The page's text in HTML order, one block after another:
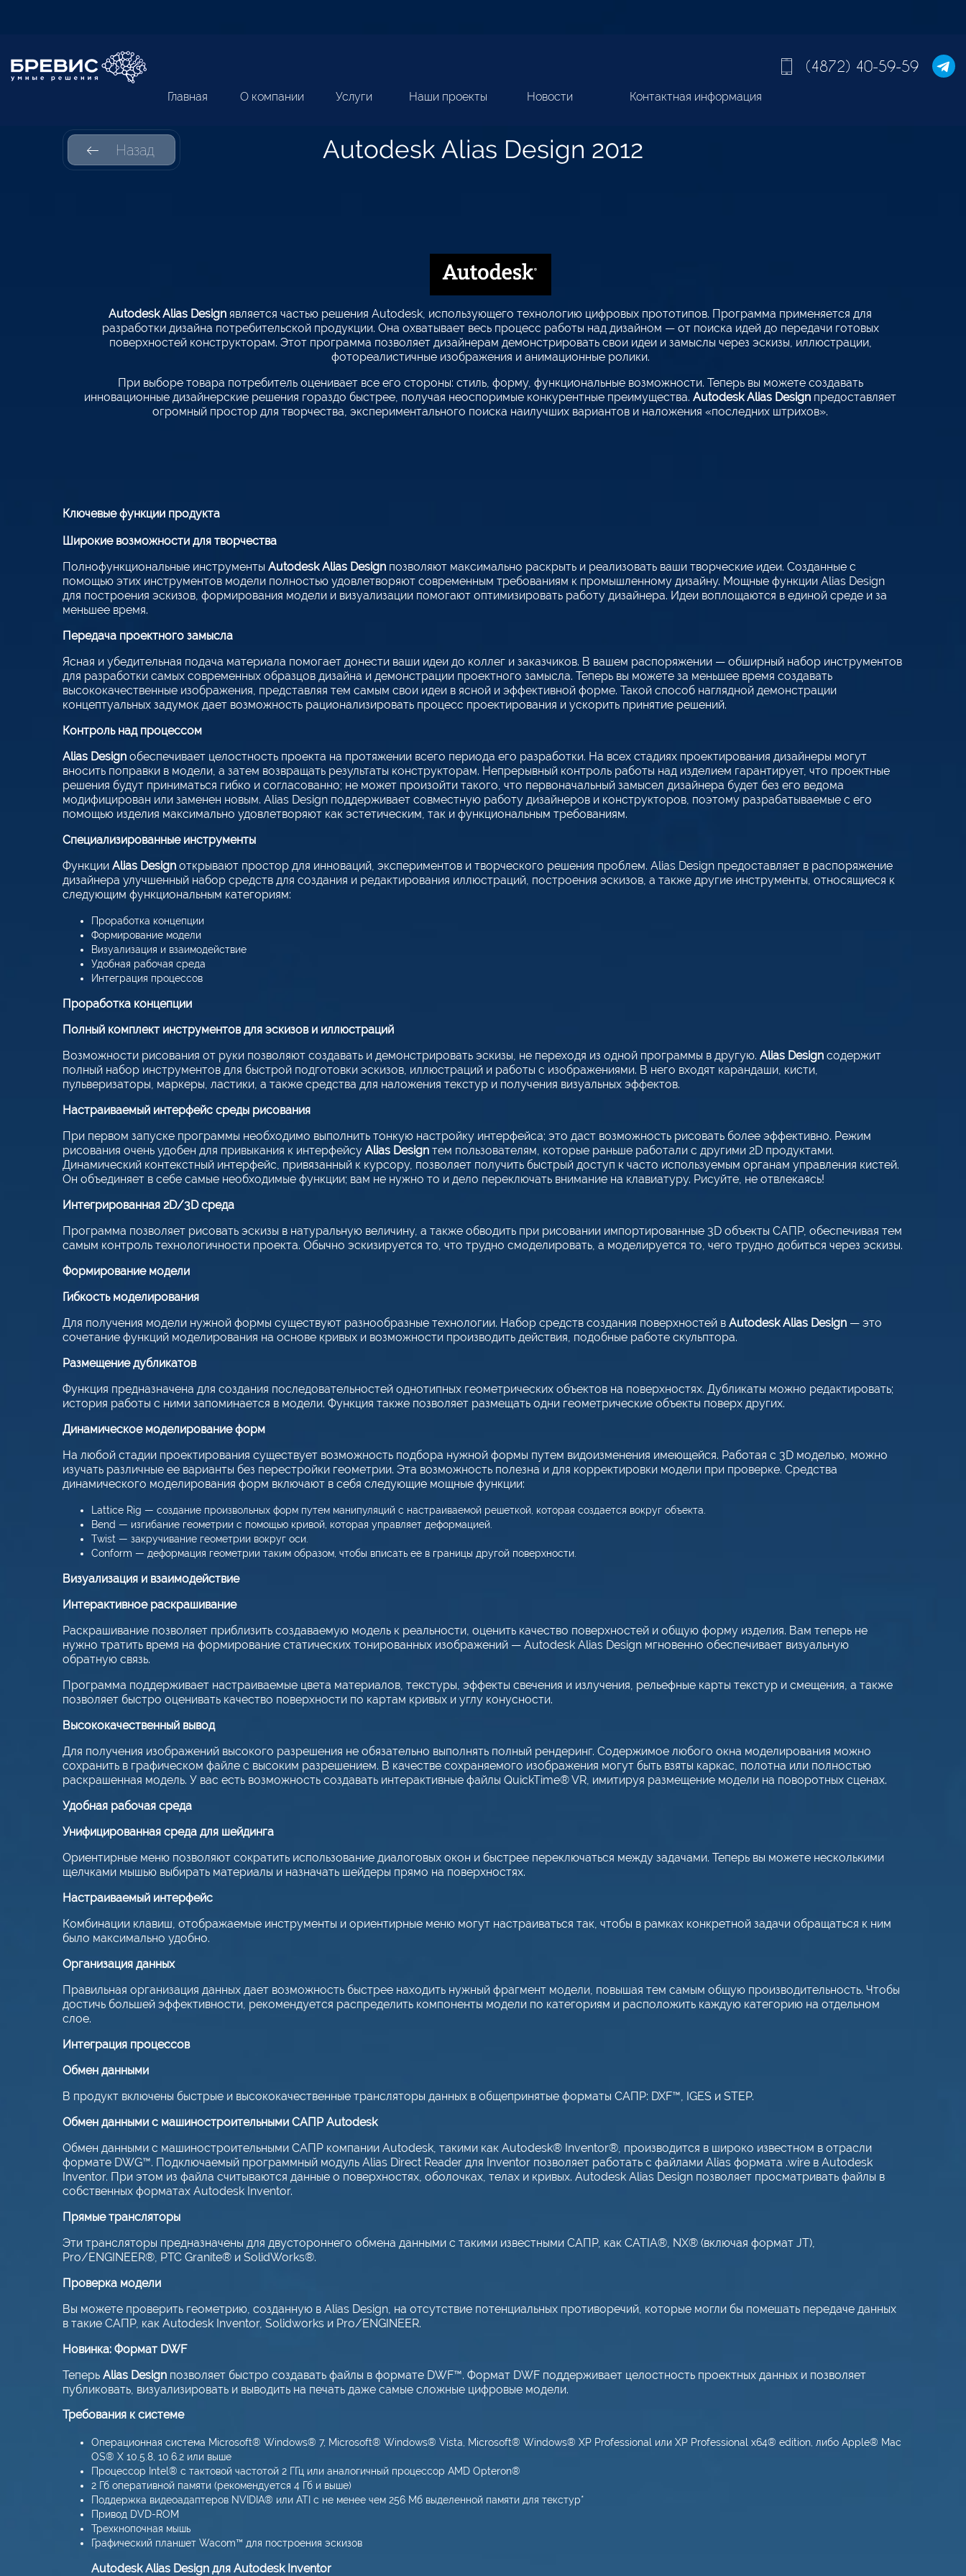
(4872) 40-59-59
Главная О компании Услуги Наши проекты Новости Контактная информация
Назад Autodesk Alias Design 2012
Autodesk Alias Design является частью решения Autodesk, использующего технологию цифровых прототипов. Программа применяется для
разработки дизайна потребительской продукции. Она охватывает весь процесс работы над дизайном — от поиска идей до передачи готовых
поверхностей конструкторам. Этот программа позволяет дизайнерам демонстрировать свои идеи и замыслы через эскизы, иллюстрации,
фотореалистичные изображения и анимационные ролики.
При выборе товара потребитель оценивает все его стороны: стиль, форму, функциональные возможности. Теперь вы можете создавать
инновационные дизайнерские решения гораздо быстрее, получая неоспоримые конкурентные преимущества. Autodesk Alias Design предоставляет
огромный простор для творчества, экспериментального поиска наилучших вариантов и наложения «последних штрихов».
Ключевые функции продукта
Широкие возможности для творчества
Полнофункциональные инструменты Autodesk Alias Design позволяют максимально раскрыть и реализовать ваши творческие идеи. Созданные с
помощью этих инструментов модели полностью удовлетворяют современным требованиям к промышленному дизайну. Мощные функции Alias Design
для построения эскизов, формирования модели и визуализации помогают оптимизировать работу дизайнера. Идеи воплощаются в единой среде и за
меньшее время.
Передача проектного замысла
Ясная и убедительная подача материала помогает донести ваши идеи до коллег и заказчиков. В вашем распоряжении — обширный набор инструментов
для разработки самых современных образцов дизайна и демонстрации проектного замысла. Теперь вы можете за меньшее время создавать
высококачественные изображения, представляя тем самым свои идеи в ясной и эффективной форме. Такой способ наглядной демонстрации
концептуальных задумок дает возможность рационализировать процесс проектирования и ускорить принятие решений.
Контроль над процессом
Alias Design обеспечивает целостность проекта на протяжении всего периода его разработки. На всех стадиях проектирования дизайнеры могут
вносить поправки в модели, а затем возвращать результаты конструкторам. Непрерывный контроль работы над изделием гарантирует, что проектные
решения будут приниматься гибко и согласованно; не может произойти такого, что первоначальный замысел дизайнера будет без его ведома
модифицирован или заменен новым. Alias Design поддерживает совместную работу дизайнеров и конструкторов, поэтому разрабатываемые с его
помощью изделия максимально удовлетворяют как эстетическим, так и функциональным требованиям.
Специализированные инструменты
Функции Alias Design открывают простор для инноваций, экспериментов и творческого решения проблем. Alias Design предоставляет в распоряжение
дизайнера улучшенный набор средств для создания и редактирования иллюстраций, построения эскизов, а также другие инструменты, относящиеся к
следующим функциональным категориям:
Проработка концепции
Формирование модели
Визуализация и взаимодействие
Удобная рабочая среда
Интеграция процессов
Проработка концепции
Полный комплект инструментов для эскизов и иллюстраций
Возможности рисования от руки позволяют создавать и демонстрировать эскизы, не переходя из одной программы в другую. Alias Design содержит
полный набор инструментов для быстрой подготовки эскизов, иллюстраций и работы с изображениями. В него входят карандаши, кисти,
пульверизаторы, маркеры, ластики, а также средства для наложения текстур и получения визуальных эффектов.
Настраиваемый интерфейс среды рисования
При первом запуске программы необходимо выполнить тонкую настройку интерфейса; это даст возможность рисовать более эффективно. Режим
рисования очень удобен для привыкания к интерфейсу Alias Design тем пользователям, которые раньше работали с другими 2D продуктами.
Динамический контекстный интерфейс, привязанный к курсору, позволяет получить быстрый доступ к часто используемым органам управления кистей.
Он объединяет в себе самые необходимые функции; вам не нужно то и дело переключать внимание на клавиатуру. Рисуйте, не отвлекаясь!
Интегрированная 2D/3D среда
Программа позволяет рисовать эскизы в натуральную величину, а также обводить при рисовании импортированные 3D объекты САПР, обеспечивая тем
самым контроль технологичности проекта. Обычно эскизируется то, что трудно смоделировать, а моделируется то, чего трудно добиться через эскизы.
Формирование модели
Гибкость моделирования
Для получения модели нужной формы существуют разнообразные технологии. Набор средств создания поверхностей в Autodesk Alias Design — это
сочетание функций моделирования на основе кривых и возможности производить действия, подобные работе скульптора.
Размещение дубликатов
Функция предназначена для создания последовательностей однотипных геометрических объектов на поверхностях. Дубликаты можно редактировать;
история работы с ними запоминается в модели. Функция также позволяет размещать одни геометрические объекты поверх других.
Динамическое моделирование форм
На любой стадии проектирования существует возможность подбора нужной формы путем видоизменения имеющейся. Работая с 3D моделью, можно
изучать различные ее варианты без перестройки геометрии. Эта возможность полезна и для корректировки модели при проверке. Средства
динамического моделирования форм включают в себя следующие мощные функции:
Lattice Rig — создание произвольных форм путем манипуляций с настраиваемой решеткой, которая создается вокруг объекта.
Bend — изгибание геометрии с помощью кривой, которая управляет деформацией.
Twist — закручивание геометрии вокруг оси.
Conform — деформация геометрии таким образом, чтобы вписать ее в границы другой поверхности.
Визуализация и взаимодействие
Интерактивное раскрашивание
Раскрашивание позволяет приблизить создаваемую модель к реальности, оценить качество поверхностей и общую форму изделия. Вам теперь не
нужно тратить время на формирование статических тонированных изображений — Autodesk Alias Design мгновенно обеспечивает визуальную
обратную связь.
Программа поддерживает настраиваемые цвета материалов, текстуры, эффекты свечения и излучения, рельефные карты текстур и смещения, а также
позволяет быстро оценивать качество поверхности по картам кривых и углу конусности.
Высококачественный вывод
Для получения изображений высокого разрешения не обязательно выполнять полный рендеринг. Содержимое любого окна моделирования можно
сохранить в графическом файле с высоким разрешением. В качестве сохраняемого изображения могут быть взяты каркас, полотна или полностью
раскрашенная модель. У вас есть возможность создавать интерактивные файлы QuickTime® VR, имитируя размещение модели на поворотных сценах.
Удобная рабочая среда
Унифицированная среда для шейдинга
Ориентирные меню позволяют сократить использование диалоговых окон и быстрее переключаться между задачами. Теперь вы можете несколькими
щелчками мышью выбирать материалы и назначать шейдеры прямо на поверхностях.
Настраиваемый интерфейс
Комбинации клавиш, отображаемые инструменты и ориентирные меню могут настраиваться так, чтобы в рамках конкретной задачи обращаться к ним
было максимально удобно.
Организация данных
Правильная организация данных дает возможность быстрее находить нужный фрагмент модели, повышая тем самым общую производительность. Чтобы
достичь большей эффективности, рекомендуется распределить компоненты модели по категориям и расположить каждую категорию на отдельном
слое.
Интеграция процессов
Обмен данными
В продукт включены быстрые и высококачественные трансляторы данных в общепринятые форматы САПР: DXF™, IGES и STEP.
Обмен данными с машиностроительными САПР Autodesk
Обмен данными с машиностроительными САПР компании Autodesk, такими как Autodesk® Inventor®, производится в широко известном в отрасли
формате DWG™. Подключаемый программный модуль Alias Direct Reader для Inventor позволяет работать с файлами Alias формата .wire в Autodesk
Inventor. При этом из файла считываются данные о поверхностях, оболочках, телах и кривых. Autodesk Alias Design позволяет просматривать файлы в
собственных форматах Autodesk Inventor.
Прямые трансляторы
Эти трансляторы предназначены для двустороннего обмена данными с такими известными САПР, как CATIA®, NX® (включая формат JT),
Pro/ENGINEER®, PTC Granite® и SolidWorks®.
Проверка модели
Вы можете проверить геометрию, созданную в Alias Design, на отсутствие потенциальных противоречий, которые могли бы помешать передаче данных
в такие САПР, как Autodesk Inventor, Solidworks и Pro/ENGINEER.
Новинка: Формат DWF
Теперь Alias Design позволяет быстро создавать файлы в формате DWF™. Формат DWF поддерживает целостность проектных данных и позволяет
публиковать, визуализировать и выводить на печать даже самые сложные цифровые модели.
Требования к системе
Операционная система Microsoft® Windows® 7, Microsoft® Windows® Vista, Microsoft® Windows® XP Professional или XP Professional x64® edition, либо Apple® Mac
OS® X 10.5.8, 10.6.2 или выше
Процессор Intel® с тактовой частотой 2 ГГц или аналогичный процессор AMD Opteron®
2 Гб оперативной памяти (рекомендуется 4 Гб и выше)
Поддержка видеоадаптеров NVIDIA® или ATI с не менее чем 256 Мб выделенной памяти для текстур*
Привод DVD-ROM
Трехкнопочная мышь
Графический планшет Wacom™ для построения эскизов
Autodesk Alias Design для Autodesk Inventor